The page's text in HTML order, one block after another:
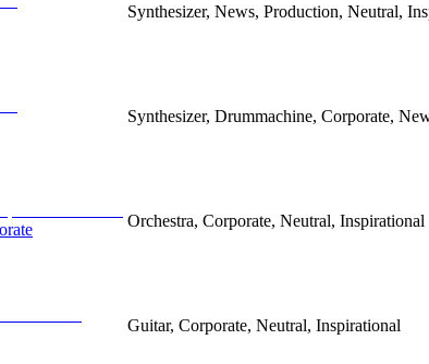
Synthesizer, News, Production, Neutral,
Synthesizer, Drummachine, Corporate,
Orchestra, Corporate, Neutral, Inspirational
Guitar, Corporate, Neutral, Inspirational